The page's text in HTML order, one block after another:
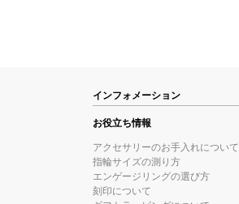
インフォメーション
お役立ち情報
アクセサリーのお手入れについて
指輪サイズの測り方
エンゲージリングの選び方
刻印について